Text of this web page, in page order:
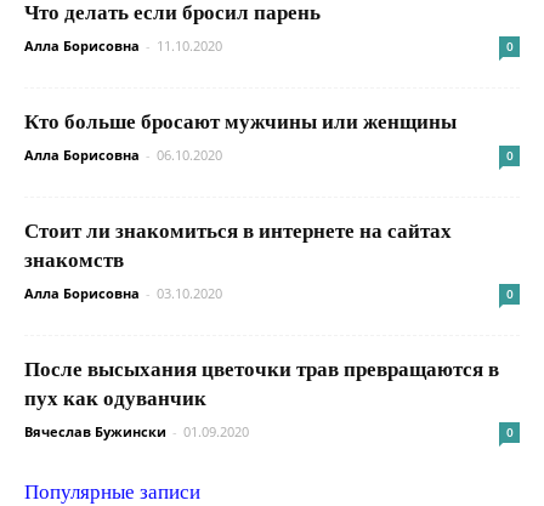
Что делать если бросил парень
Алла Борисовна - 11.10.2020 0
Кто больше бросают мужчины или женщины
Алла Борисовна - 06.10.2020 0
Стоит ли знакомиться в интернете на сайтах
знакомств
Алла Борисовна - 03.10.2020 0
После высыхания цветочки трав превращаются в
пух как одуванчик
Вячеслав Бужински - 01.09.2020 0
Популярные записи